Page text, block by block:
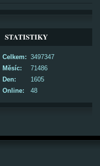
STATISTIKY
Online: 48
Celkem: 3497347
Měsíc:
71486
Den:
1605